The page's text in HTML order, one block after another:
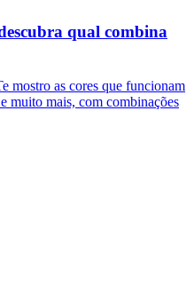
qual combina
mostro as cores que funcionam
muito mais, com combinações